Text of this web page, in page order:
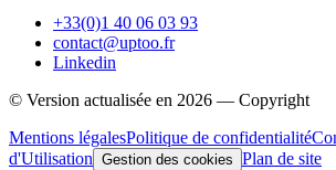
+33(0)1 40 06 03 93
contact@uptoo.fr
Linkedin
© Version actualisée en 2026 — Copyright
Mentions légalesPolitique de confidentialité
d'Utilisation Gestion des cookies Plan de site